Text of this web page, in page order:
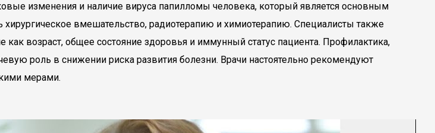
изменения и наличие вируса папилломы человека, который является основным
вмешательство, радиотерапию и химиотерапию. Специалисты также
возраст, общее состояние здоровья и иммунный статус пациента. Профилактика,
роль в снижении риска развития болезни. Врачи настоятельно рекомендуют
мерами.